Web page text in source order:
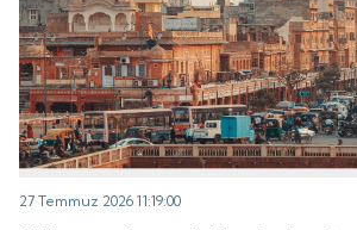
27 Temmuz 2026 11:19:00